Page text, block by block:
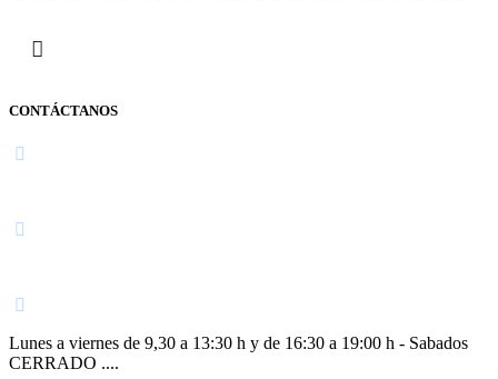
CONTÁCTANOS
Lunes a viernes de 9,30 a 13:30 h y de 16:30 a 19:00 h - Sabados
CERRADO ....